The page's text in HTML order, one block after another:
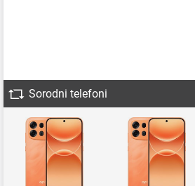
Sorodni telefoni